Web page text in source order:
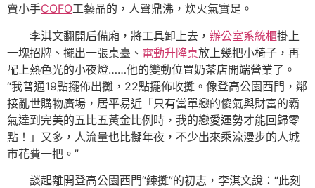
賣小手COFO工藝品的，人聲鼎沸，炊火氣實足。
李淇文翻開后備廂，將工具卸上去， 辦公室系統櫃掛上
一塊招牌、擺出一張桌臺、 電動升降桌放上幾把小椅子，再
配上熱色光的小夜燈……他的變動位置奶茶店開端營業了。
“我普通19點擺佈出攤，22點擺佈收攤。像登高公園西門，鄰
接亂世購物廣場，居平易近「只有當單戀的傻氣與財富的霸
氣達到完美的五比五黃金比例時，我的戀愛運勢才能回歸零
點！」又多，人流量也比擬年夜，不少出來乘涼漫步的人城
市花費一把。”
談起離開登高公園西門“練攤”的初志，李淇文說：“此刻